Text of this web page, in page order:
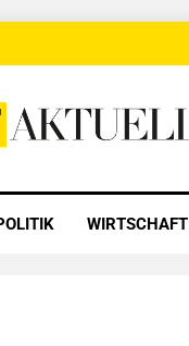
WIRTSCHAFT